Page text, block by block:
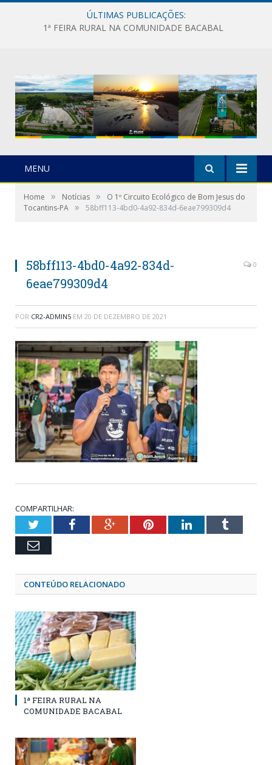
ÚLTIMAS PUBLICAÇÕES:
1ª FEIRA RURAL NA COMUNIDADE BACABAL
MENU
Home » Notícias »
O 1º Circuito Ecológico de Bom Jesus do
Tocantins-PA » 58bff113-4bd0-4a92-834d-6eae799309d4
58bff113-4bd0-4a92-834d-
6eae799309d4
0
POR CR2-ADMIN5 EM 20 DE DEZEMBRO DE 2021
COMPARTILHAR:
TwitterFacebookGoogle+PinterestLinkedInTumblr
Email
CONTEÚDO RELACIONADO
1ª FEIRA RURAL NA
COMUNIDADE BACABAL